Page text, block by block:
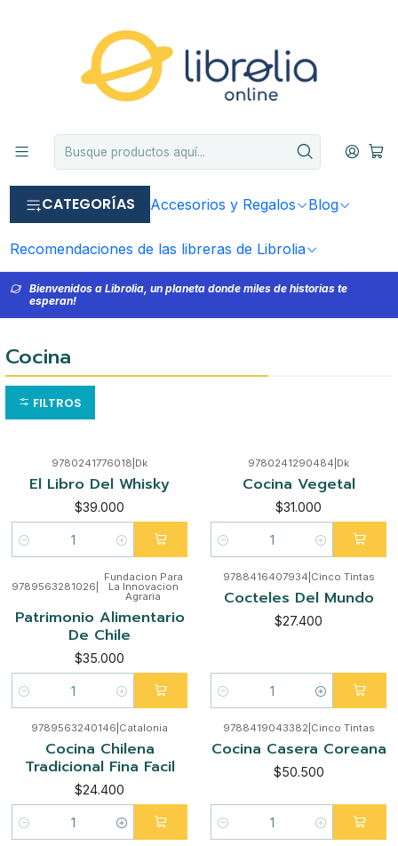
CATEGORÍAS Accesorios y Regalos Blog
Recomendaciones de las libreras de Librolia
Bienvenidos a Librolia, un planeta donde miles de historias te
esperan!
Cocina
FILTROS
9780241776018 Dk
El Libro Del Whisky
$39.000
Cantidad
9780241290484 Dk
Cocina Vegetal
$31.000
Cantidad
9789563281026
Fundacion Para
La Innovacion
Agraria
Patrimonio Alimentario
De Chile
$35.000
Cantidad
9788416407934 Cinco Tintas
Cocteles Del Mundo
$27.400
Cantidad
9789563240146 Catalonia
Cocina Chilena
Tradicional Fina Facil
$24.400
Cantidad
9788419043382 Cinco Tintas
Cocina Casera Coreana
$50.500
Cantidad